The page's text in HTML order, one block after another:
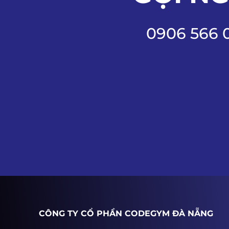
0906 566
CÔNG TY CỔ PHẦN CODEGYM ĐÀ NẴNG